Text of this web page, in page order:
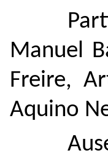
Manuel
Freire,
Aquino